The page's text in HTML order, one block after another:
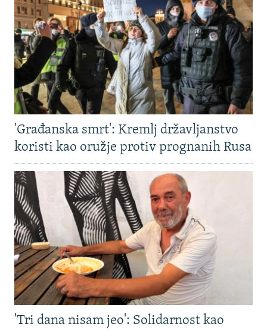
'Građanska smrt': Kremlj državljanstvo
koristi kao oružje protiv prognanih Rusa
'Tri dana nisam jeo': Solidarnost kao